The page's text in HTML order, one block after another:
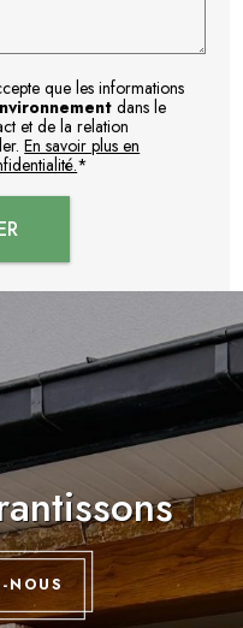
que les informations
dans le
et de la relation
En savoir plus en
*
NOUS